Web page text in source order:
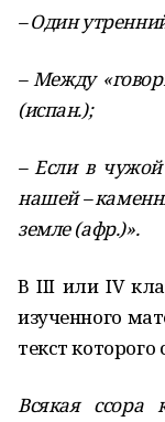
– Один
– Между
(испан.);
– Если в
нашей –
земле (афр.)».
В III или IV
изученного
текст
Всякая ссора